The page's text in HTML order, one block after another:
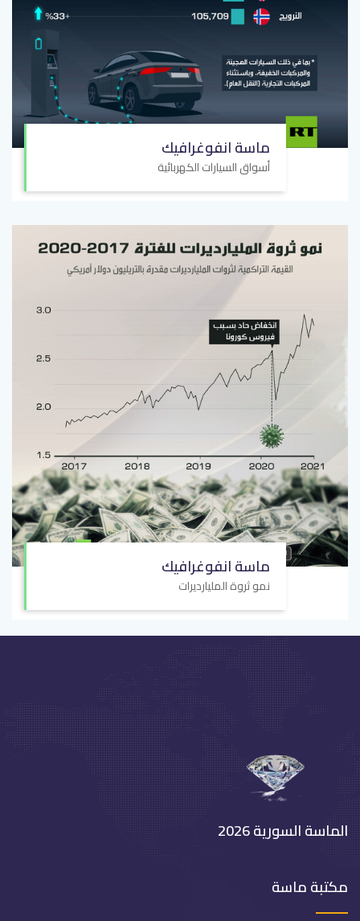
ماسة انفوغرافيك
أسواق السيارات الكهربائية
ماسة انفوغرافيك
نمو ثروة المليارديرات
الماسة السورية 2026
مكتبة ماسة